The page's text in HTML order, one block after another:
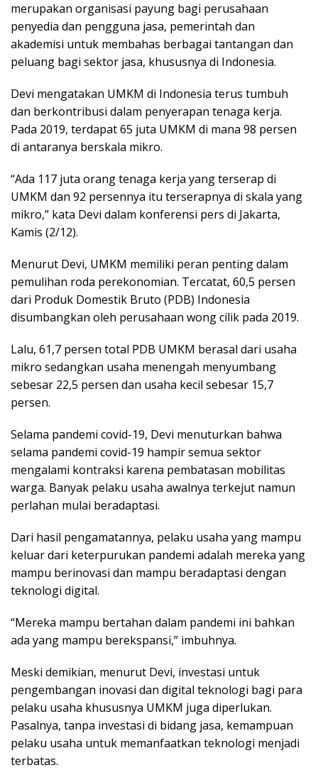
merupakan organisasi payung bagi perusahaan
penyedia dan pengguna jasa, pemerintah dan
akademisi untuk membahas berbagai tantangan dan
peluang bagi sektor jasa, khususnya di Indonesia.
Devi mengatakan UMKM di Indonesia terus tumbuh
dan berkontribusi dalam penyerapan tenaga kerja.
Pada 2019, terdapat 65 juta UMKM di mana 98 persen
di antaranya berskala mikro.
“Ada 117 juta orang tenaga kerja yang terserap di
UMKM dan 92 persennya itu terserapnya di skala yang
mikro,” kata Devi dalam konferensi pers di Jakarta,
Kamis (2/12).
Menurut Devi, UMKM memiliki peran penting dalam
pemulihan roda perekonomian. Tercatat, 60,5 persen
dari Produk Domestik Bruto (PDB) Indonesia
disumbangkan oleh perusahaan wong cilik pada 2019.
Lalu, 61,7 persen total PDB UMKM berasal dari usaha
mikro sedangkan usaha menengah menyumbang
sebesar 22,5 persen dan usaha kecil sebesar 15,7
persen.
Selama pandemi covid-19, Devi menuturkan bahwa
selama pandemi covid-19 hampir semua sektor
mengalami kontraksi karena pembatasan mobilitas
warga. Banyak pelaku usaha awalnya terkejut namun
perlahan mulai beradaptasi.
Dari hasil pengamatannya, pelaku usaha yang mampu
keluar dari keterpurukan pandemi adalah mereka yang
mampu berinovasi dan mampu beradaptasi dengan
teknologi digital.
“Mereka mampu bertahan dalam pandemi ini bahkan
ada yang mampu berekspansi,” imbuhnya.
Meski demikian, menurut Devi, investasi untuk
pengembangan inovasi dan digital teknologi bagi para
pelaku usaha khususnya UMKM juga diperlukan.
Pasalnya, tanpa investasi di bidang jasa, kemampuan
pelaku usaha untuk memanfaatkan teknologi menjadi
terbatas.